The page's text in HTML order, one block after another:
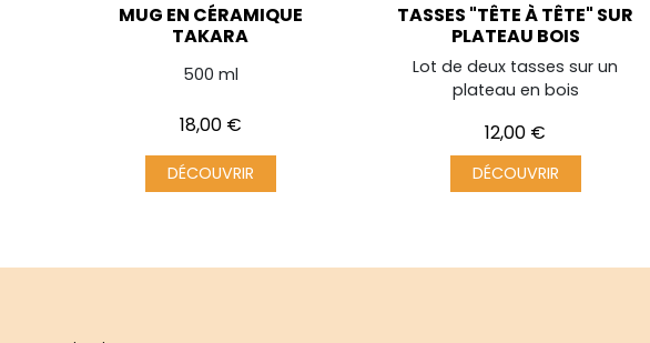
MUG EN CÉRAMIQUE
TAKARA
500 ml
Prix
18,00 €
DÉCOUVRIR
TASSES "TÊTE À TÊTE" SUR
PLATEAU BOIS
Lot de deux tasses sur un
plateau en bois
Prix
12,00 €
DÉCOUVRIR